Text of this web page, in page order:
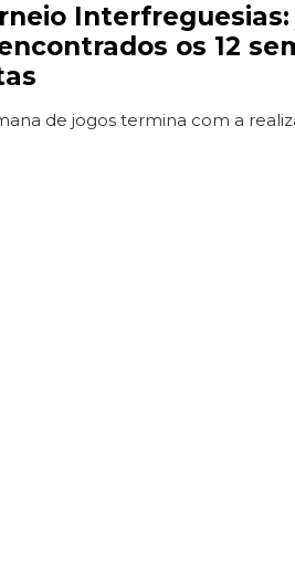
Interfreguesias:
os 12
de jogos termina com a